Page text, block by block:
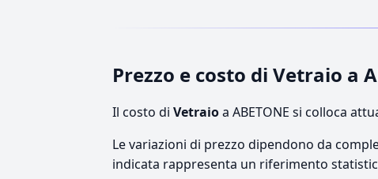
Prezzo e costo di Vetraio a
Il costo di Vetraioa ABETONE si colloca
Le variazioni di prezzo dipendono da
indicata rappresenta un riferimento